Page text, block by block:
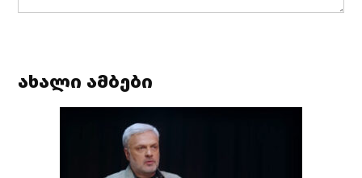
ახალი ამბები